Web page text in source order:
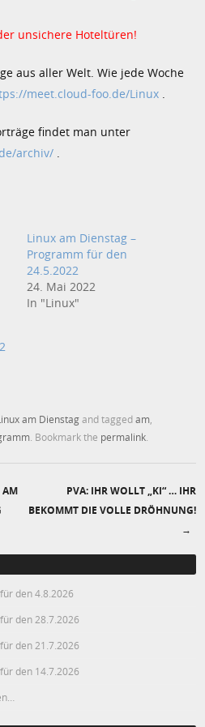
unsichere Hoteltüren!
aus aller Welt. Wie jede Woche
meet.cloud-foo.de/Linux .
findet man unter
archiv/ .
Linux am Dienstag –
Programm für den
24.5.2022
24. Mai 2022
In "Linux"
am Dienstagand taggedam
. Bookmark the permalink
AM
PVA: IHR WOLLT „KI“ … IHR
BEKOMMT DIE VOLLE DRÖHNUNG!
→
den 4.8.2026
den 28.7.2026
den 21.7.2026
den 14.7.2026